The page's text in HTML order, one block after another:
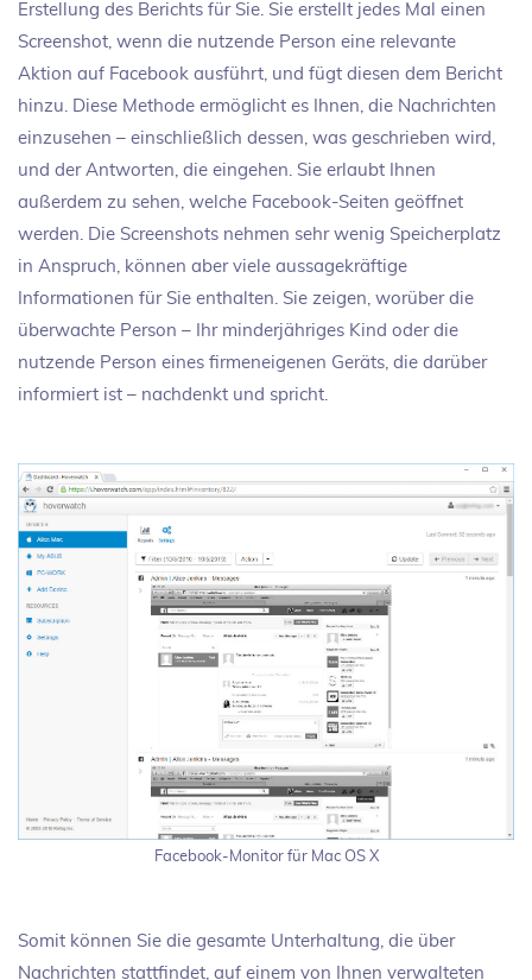
Erstellung des Berichts für Sie. Sie erstellt jedes Mal einen
Screenshot, wenn die nutzende Person eine relevante
Aktion auf Facebook ausführt, und fügt diesen dem Bericht
hinzu. Diese Methode ermöglicht es Ihnen, die Nachrichten
einzusehen – einschließlich dessen, was geschrieben wird,
und der Antworten, die eingehen. Sie erlaubt Ihnen
außerdem zu sehen, welche Facebook-Seiten geöffnet
werden. Die Screenshots nehmen sehr wenig Speicherplatz
in Anspruch, können aber viele aussagekräftige
Informationen für Sie enthalten. Sie zeigen, worüber die
überwachte Person – Ihr minderjähriges Kind oder die
nutzende Person eines firmeneigenen Geräts, die darüber
informiert ist – nachdenkt und spricht.
Facebook-Monitor für Mac OS X
Somit können Sie die gesamte Unterhaltung, die über
Nachrichten stattfindet, auf einem von Ihnen verwalteten